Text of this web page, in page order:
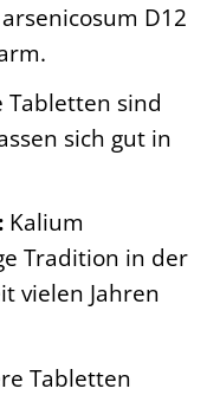
D12
sind
sich gut in
Kalium
Tradition in der
vielen Jahren
Tabletten